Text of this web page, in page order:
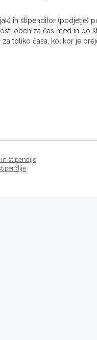
in štipenditor (podjetje)
obeh za čas med in po
toliko časa, kolikor je
štipendije